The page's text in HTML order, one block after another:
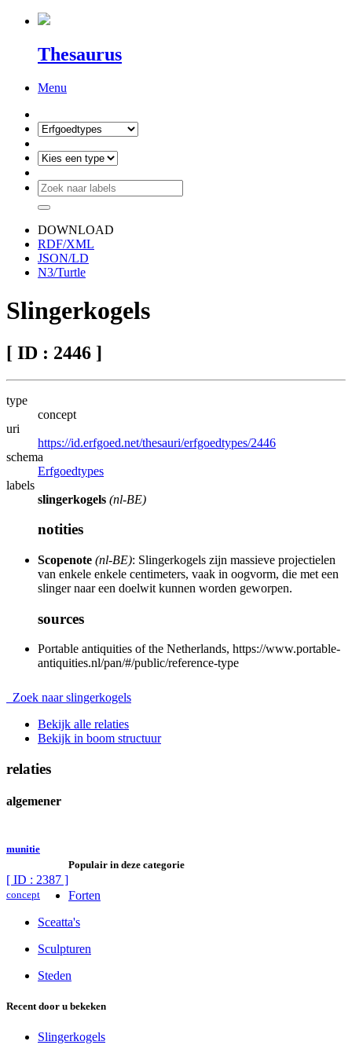
Thesaurus
Menu
DOWNLOAD
RDF/XML
JSON/LD
N3/Turtle
Slingerkogels
[ ID : 2446 ]
type
concept
uri
https://id.erfgoed.net/thesauri/erfgoedtypes/2446
schema
Erfgoedtypes
labels
slingerkogels (nl-BE)
notities
Scopenote (nl-BE): Slingerkogels zijn massieve projectielen
van enkele enkele centimeters, vaak in oogvorm, die met een
slinger naar een doelwit kunnen worden geworpen.
sources
Portable antiquities of the Netherlands, https://www.portable-
antiquities.nl/pan/#/public/reference-type
Zoek naar slingerkogels
Bekijk alle relaties
Bekijk in boom structuur
relaties
algemener
munitie
[ ID : 2387 ]
concept
Populair in deze categorie
Forten
Sceatta's
Sculpturen
Steden
Recent door u bekeken
Slingerkogels